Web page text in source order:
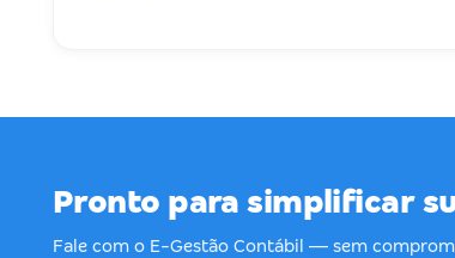
Pronto para simplificar
Fale com o E-Gestão Contábil — sem